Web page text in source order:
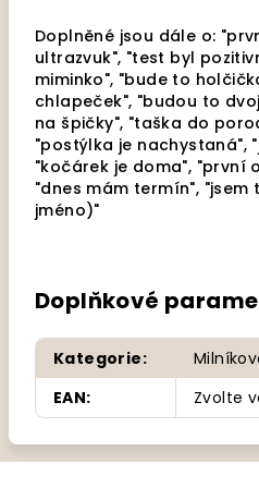
Doplněné jsou dále o:
ultrazvuk", "test byl
miminko", "bude to
chlapeček", "budou to
na špičky", "taška do
"postýlka je nachystaná",
"kočárek je doma", "první
"dnes mám termín",
jméno)"
Doplňkové
Kategorie:
EAN: Zvolte